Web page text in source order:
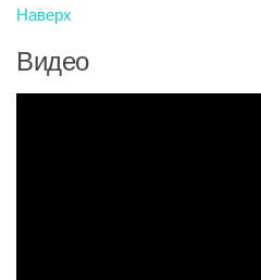
Наверх
Видео